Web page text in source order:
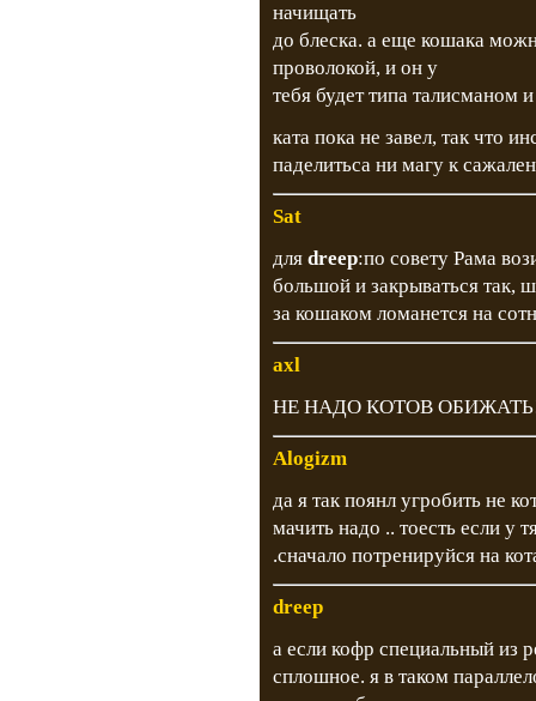
начищать
до блеска. а еще кошака
проволокой, и он у
тебя будет типа талисманом
ката пока не завел, так что
паделитьса ни магу к
Sat
для dreep:по совету Рама
большой и закрываться так,
за кошаком ломанется на
axl
НЕ НАДО КОТОВ
Alogizm
да я так поянл угробить не
мачить надо .. тоесть если у
.сначало потренируйся на
dreep
а если кофр специальный из
сплошное. я в таком